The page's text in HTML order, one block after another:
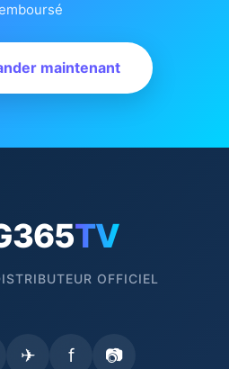
maintenant
TV
OFFICIEL
✈ f 📷